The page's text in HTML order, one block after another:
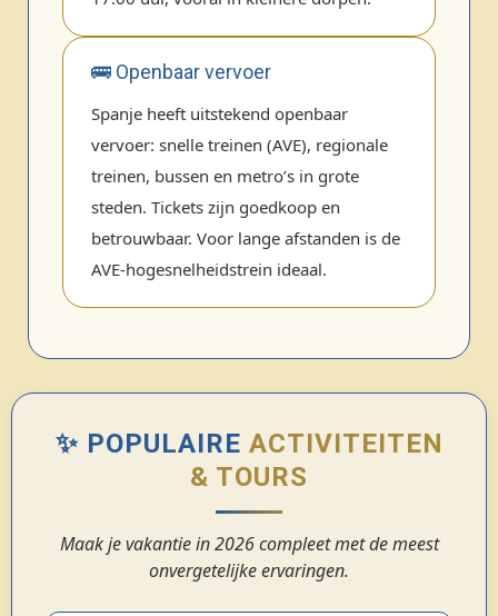
🚌 Openbaar vervoer
Spanje heeft uitstekend openbaar
vervoer: snelle treinen (AVE), regionale
treinen, bussen en metro’s in grote
steden. Tickets zijn goedkoop en
betrouwbaar. Voor lange afstanden is de
AVE‑hogesnelheidstrein ideaal.
✨ POPULAIRE ACTIVITEITEN
& TOURS
Maak je vakantie in 2026 compleet met de meest
onvergetelijke ervaringen.